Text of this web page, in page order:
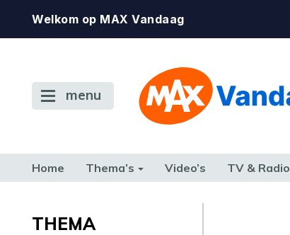
Welkom op MAX Vandaag
menu
Home Thema’s Video’s TV & Radio
TERUG NAAR TOEN
THEMA